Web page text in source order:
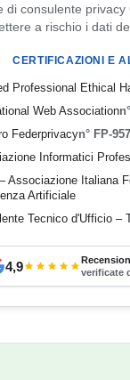
di consulente privacy
a rischio i dati
CERTIFICAZIONI E
Professional Ethical
Web Association
Federprivacyn° FP-
Informatici
Associazione Italiana
Artificiale
Tecnico d'Ufficio –
4,9
verificate